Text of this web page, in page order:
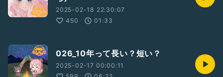
2025-02-18 22:30:07
450
01:33
026_10年って長い？短い？
2025-02-17 00:00:11